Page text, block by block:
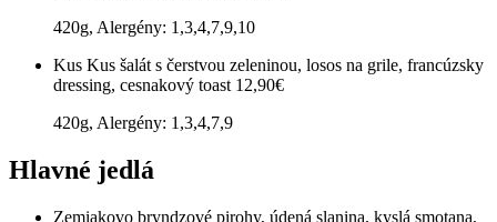
420g, Alergény: 1,3,4,7,9,10
Kus Kus šalát s čerstvou zeleninou, losos na grile, francúzsky
dressing, cesnakový toast 12,90€
420g, Alergény: 1,3,4,7,9
Hlavné jedlá
Zemiakovo bryndzové pirohy, údená slanina, kyslá smotana,